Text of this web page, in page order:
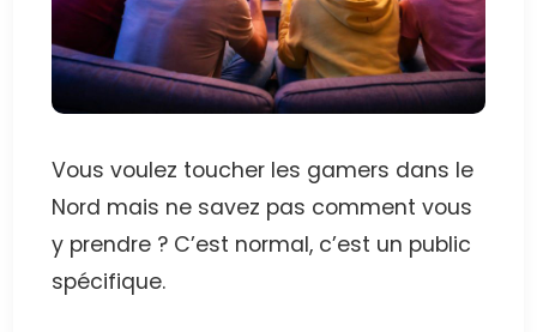
Vous voulez toucher les gamers dans le
Nord mais ne savez pas comment vous
y prendre ? C’est normal, c’est un public
spécifique.